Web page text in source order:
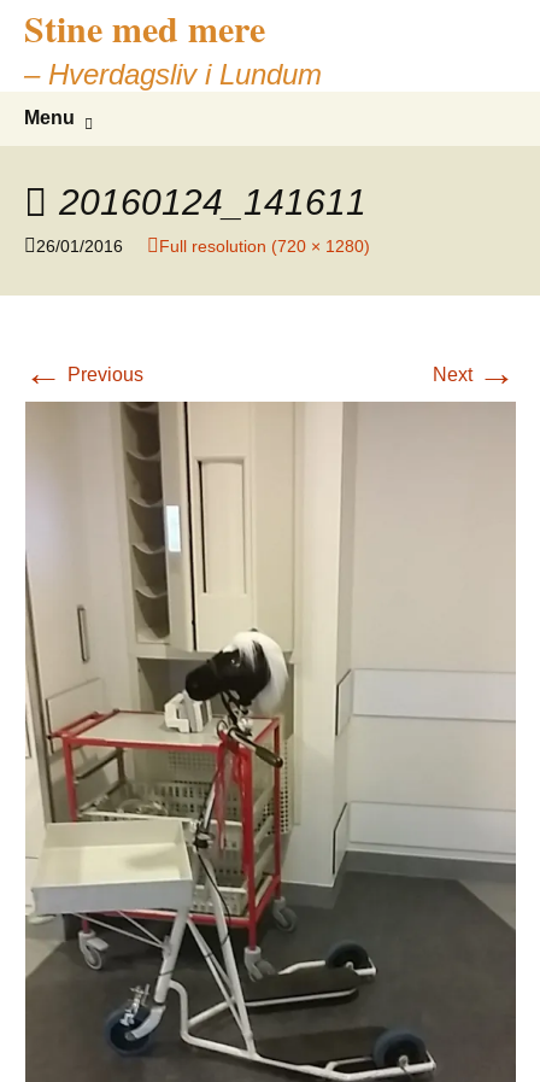
Stine med mere
– Hverdagsliv i Lundum
Menu
20160124_141611
26/01/2016 Full resolution (720 × 1280)
← Previous Next →